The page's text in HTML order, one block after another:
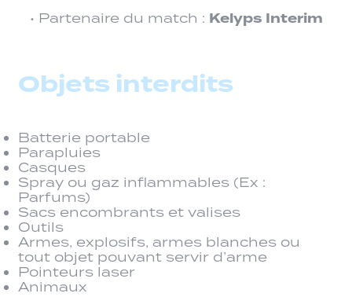
• Partenaire du match : Kelyps Interim
Objets interdits
Batterie portable
Parapluies
Casques
Spray ou gaz inflammables (Ex :
Parfums)
Sacs encombrants et valises
Outils
Armes, explosifs, armes blanches ou
tout objet pouvant servir d’arme
Pointeurs laser
Animaux